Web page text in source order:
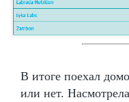
В итоге поехал
или нет.